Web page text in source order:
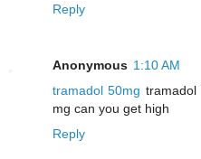
Reply
Anonymous 1:10 AM
tramadol 50mg
mg can you get high
Reply